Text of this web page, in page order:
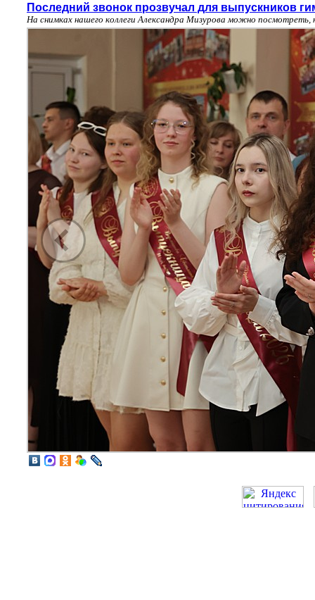
Последний звонок прозвучал для выпускников
На снимках нашего коллеги Александра Мизурова можно посмотреть,